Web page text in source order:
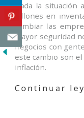
Dada la situación
billones en
cambiar las
mayor seguridad
negocios con
este cambio son
inflación.
Continuar